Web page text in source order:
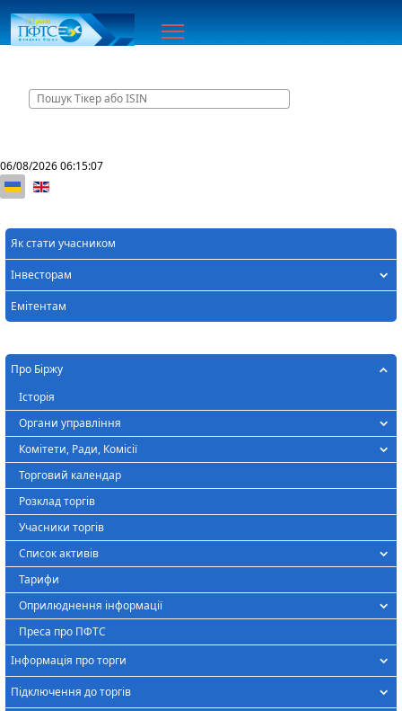
06/08/202606:15:07
Оберіть свою мову
Як стати учасником
Інвесторам
Емітентам
Про Біржу
Історія
Органи управління
Комітети, Ради, Комісії
Торговий календар
Розклад торгів
Учасники торгів
Список активів
Тарифи
Оприлюднення інформації
Преса про ПФТС
Інформація про торги
Підключення до торгів